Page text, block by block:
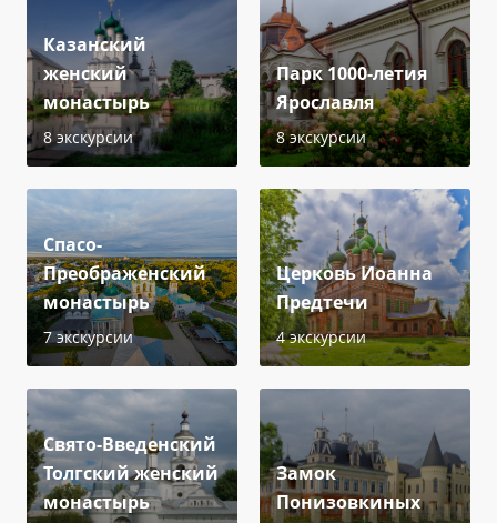
Казанский
женский
монастырь
8 экскурсии
Парк 1000-летия
Ярославля
8 экскурсии
Спасо-
Преображенский
монастырь
7 экскурсии
Церковь Иоанна
Предтечи
4 экскурсии
Свято-Введенский
Толгский женский
монастырь
Замок
Понизовкиных